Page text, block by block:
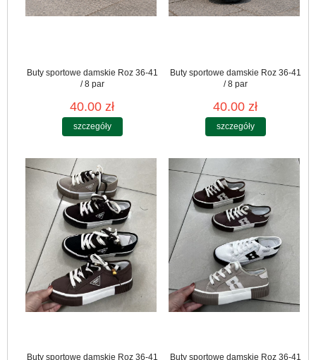
Buty sportowe damskie Roz 36-41
/ 8 par
40.00 zł
szczegóły
Buty sportowe damskie Roz 36-41
/ 8 par
40.00 zł
szczegóły
Buty sportowe damskie Roz 36-41 Buty sportowe damskie Roz 36-41